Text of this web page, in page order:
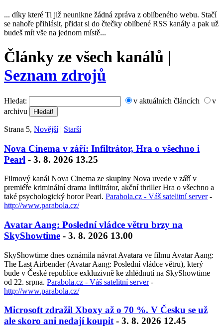
... díky které Ti již neunikne žádná zpráva z oblíbeného webu. Stačí
se nahoře přihlásit, přidat si do čtečky oblíbené RSS kanály a pak už
budeš mít vše na jednom místě...
Články ze všech kanálů |
Seznam zdrojů
Hledat: v aktuálních článcích
v
archivu
Strana 5, Novější| Starší
Nova Cinema v září: Infiltrátor, Hra o všechno i
Pearl - 3. 8. 2026 13.25
Filmový kanál Nova Cinema ze skupiny Nova uvede v září v
premiéře kriminální drama Infiltrátor, akční thriller Hra o všechno a
také psychologický horor Pearl. Parabola.cz - Váš satelitní server-
http://www.parabola.cz/
Avatar Aang: Poslední vládce větru brzy na
SkyShowtime - 3. 8. 2026 13.00
SkyShowtime dnes oznámila návrat Avatara ve filmu Avatar Aang:
The Last Airbender (Avatar Aang: Poslední vládce větru), který
bude v České republice exkluzivně ke zhlédnutí na SkyShowtime
od 22. srpna. Parabola.cz - Váš satelitní server-
http://www.parabola.cz/
Microsoft zdražil Xboxy až o 70 %. V Česku se už
ale skoro ani nedají koupit- 3. 8. 2026 12.45